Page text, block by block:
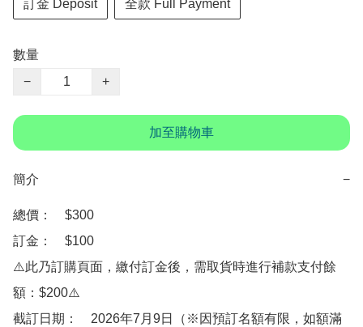
訂金 Deposit 全款 Full Payment
數量
−
+
加至購物車
簡介 −
總價：　$300
訂金：　$100
⚠️此乃訂購頁面，繳付訂金後，需取貨時進行補款支付餘
額：$200⚠️
截訂日期：　2026年7月9日（※因預訂名額有限，如額滿